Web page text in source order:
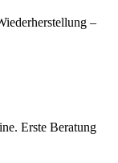
–
Erste Beratung